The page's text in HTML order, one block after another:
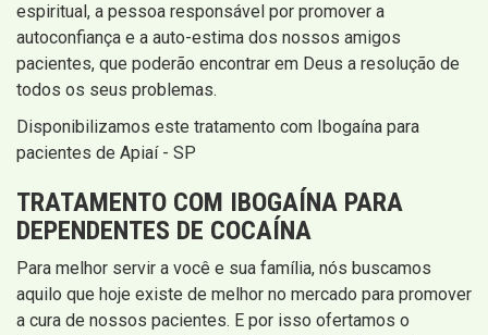
espiritual, a pessoa responsável por promover a
autoconfiança e a auto-estima dos nossos amigos
pacientes, que poderão encontrar em Deus a resolução de
todos os seus problemas.
Disponibilizamos este tratamento com Ibogaína para
pacientes de Apiaí - SP
TRATAMENTO COM IBOGAÍNA PARA
DEPENDENTES DE COCAÍNA
Para melhor servir a você e sua família, nós buscamos
aquilo que hoje existe de melhor no mercado para promover
a cura de nossos pacientes. E por isso ofertamos o